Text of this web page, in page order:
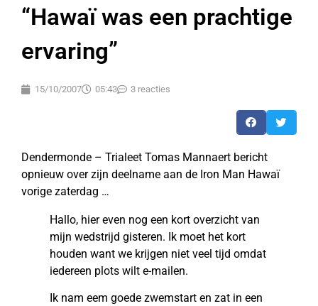
“Hawaï was een prachtige
ervaring”
15/10/2007 05:43 3 reacties
Dendermonde – Trialeet Tomas Mannaert bericht
opnieuw over zijn deelname aan de Iron Man Hawaï
vorige zaterdag …
Hallo, hier even nog een kort overzicht van
mijn wedstrijd gisteren. Ik moet het kort
houden want we krijgen niet veel tijd omdat
iedereen plots wilt e-mailen.
Ik nam eem goede zwemstart en zat in een